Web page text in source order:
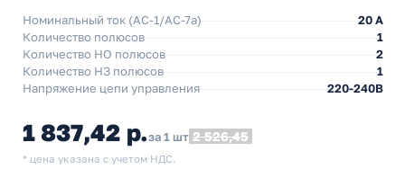
Номинальный ток (АС-1/AC-7a)
20 A
Количество полюсов
1
Количество НO полюсов
2
Количество НЗ полюсов
1
Напряжение цепи управления
220-240В
1 837,42 р.за 1 шт 2 526,45
* цена указана с учетом НДС.